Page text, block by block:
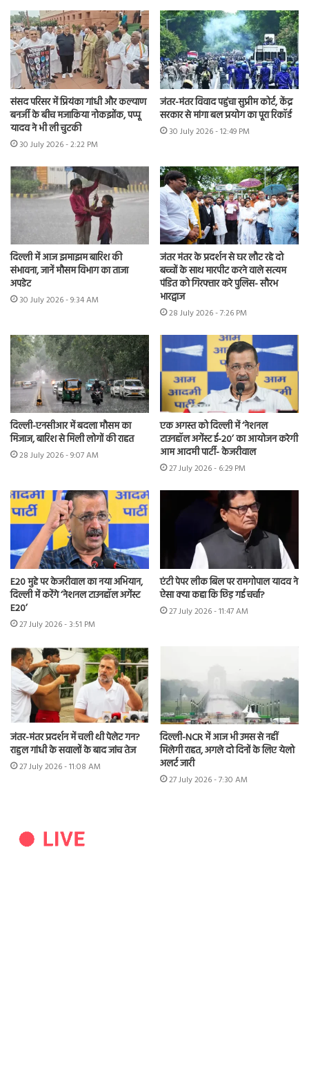
संसद परिसर में प्रियंका गांधी और कल्याण
बनर्जी के बीच मजाकिया नोकझोंक, पप्पू
यादव ने भी ली चुटकी
30 July 2026 - 2:22 PM
जंतर-मंतर विवाद पहुंचा सुप्रीम कोर्ट, केंद्र
सरकार से मांगा बल प्रयोग का पूरा रिकॉर्ड
30 July 2026 - 12:49 PM
दिल्ली में आज झमाझम बारिश की
संभावना, जानें मौसम विभाग का ताजा
अपडेट
30 July 2026 - 9:34 AM
जंतर मंतर के प्रदर्शन से घर लौट रहे दो
बच्चों के साथ मारपीट करने वाले सत्यम
पंडित को गिरफ्तार करे पुलिस- सौरभ
भारद्वाज
28 July 2026 - 7:26 PM
दिल्ली-एनसीआर में बदला मौसम का
मिजाज, बारिश से मिली लोगों की राहत
28 July 2026 - 9:07 AM
एक अगस्त को दिल्ली में ‘नेशनल
टाउनहॉल अगेंस्ट ई-20’ का आयोजन करेगी
आम आदमी पार्टी- केजरीवाल
27 July 2026 - 6:29 PM
E20 मुद्दे पर केजरीवाल का नया अभियान,
दिल्ली में करेंगे ‘नेशनल टाउनहॉल अगेंस्ट
E20’
27 July 2026 - 3:51 PM
एंटी पेपर लीक बिल पर रामगोपाल यादव ने
ऐसा क्या कहा कि छिड़ गई चर्चा?
27 July 2026 - 11:47 AM
जंतर-मंतर प्रदर्शन में चली थी पेलेट गन?
राहुल गांधी के सवालों के बाद जांच तेज
27 July 2026 - 11:08 AM
दिल्ली-NCR में आज भी उमस से नहीं
मिलेगी राहत, अगले दो दिनों के लिए येलो
अलर्ट जारी
27 July 2026 - 7:30 AM